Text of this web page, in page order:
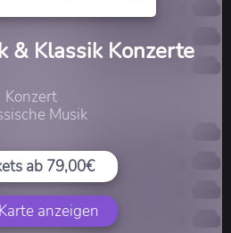
& Klassik Konzerte
Konzert
Musik
ab 79,00€
anzeigen